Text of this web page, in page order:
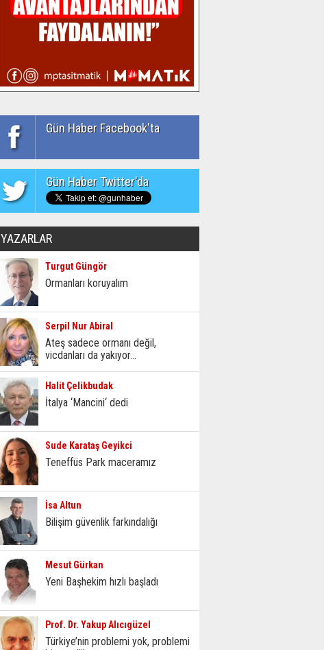
Gün Haber Facebook'ta
Gün Haber Twitter'da
YAZARLAR
Turgut Güngör
Ormanları koruyalım
Serpil Nur Abiral
Ateş sadece ormanı değil,
vicdanları da yakıyor...
Halit Çelikbudak
İtalya ‘Mancini‘ dedi
Sude Karataş Geyikci
Teneffüs Park maceramız
İsa Altun
Bilişim güvenlik farkındalığı
Mesut Gürkan
Yeni Başhekim hızlı başladı
Prof. Dr. Yakup Alıcıgüzel
Türkiye’nin problemi yok, problemi